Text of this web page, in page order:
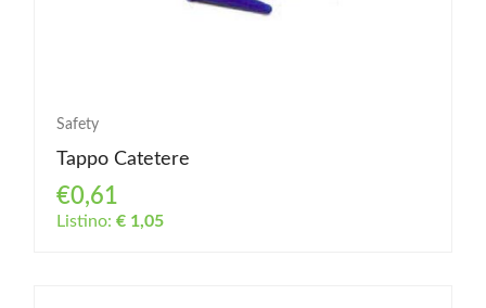
Safety
Tappo Catetere
€0,61
Listino: € 1,05